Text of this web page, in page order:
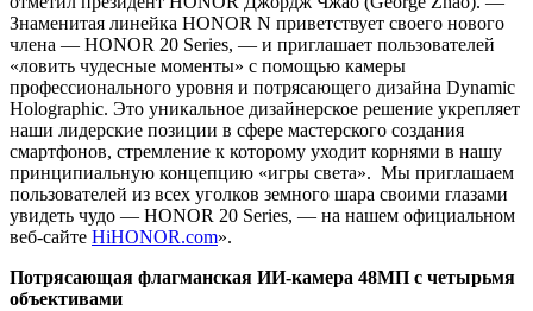
Знаменитая линейка HONOR N приветствует своего нового
члена — HONOR 20 Series, — и приглашает пользователей
«ловить чудесные моменты» с помощью камеры
профессионального уровня и потрясающего дизайна Dynamic
Holographic. Это уникальное дизайнерское решение укрепляет
наши лидерские позиции в сфере мастерского создания
смартфонов, стремление к которому уходит корнями в нашу
принципиальную концепцию «игры света». Мы приглашаем
пользователей из всех уголков земного шара своими глазами
увидеть чудо — HONOR 20 Series, — на нашем официальном
веб-сайте HiHONOR.com».
Потрясающая флагманская ИИ-камера 48МП с четырьмя
объективами